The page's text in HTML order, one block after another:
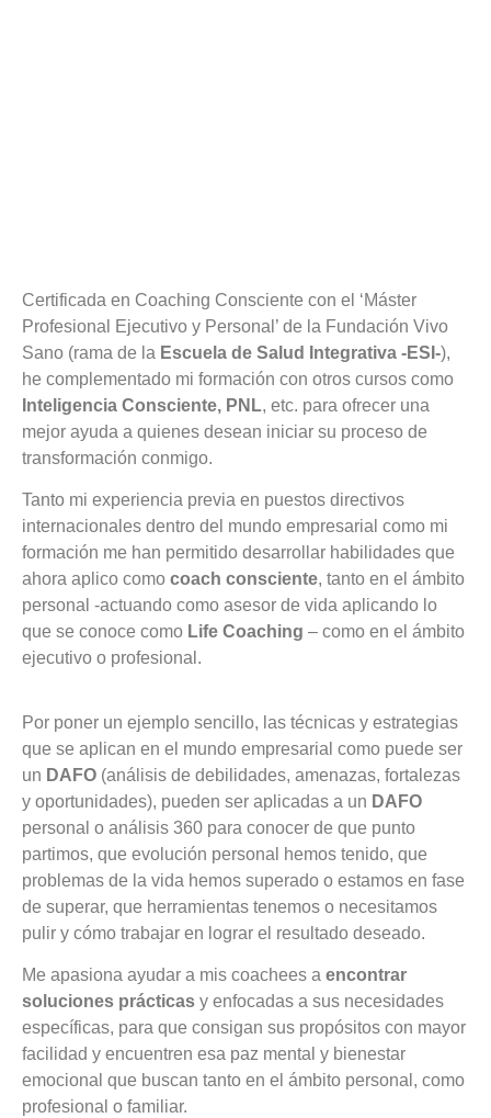
Certificada en Coaching Consciente con el ‘Máster
Profesional Ejecutivo y Personal’ de la Fundación Vivo
Sano (rama de la Escuela de Salud Integrativa -ESI-),
he complementado mi formación con otros cursos como
Inteligencia Consciente, PNL, etc. para ofrecer una
mejor ayuda a quienes desean iniciar su proceso de
transformación conmigo.
Tanto mi experiencia previa en puestos directivos
internacionales dentro del mundo empresarial como mi
formación me han permitido desarrollar habilidades que
ahora aplico como coach consciente, tanto en el ámbito
personal -actuando como asesor de vida aplicando lo
que se conoce como Life Coaching – como en el ámbito
ejecutivo o profesional.
Por poner un ejemplo sencillo, las técnicas y estrategias
que se aplican en el mundo empresarial como puede ser
un DAFO (análisis de debilidades, amenazas, fortalezas
y oportunidades), pueden ser aplicadas a un DAFO
personal o análisis 360 para conocer de que punto
partimos, que evolución personal hemos tenido, que
problemas de la vida hemos superado o estamos en fase
de superar, que herramientas tenemos o necesitamos
pulir y cómo trabajar en lograr el resultado deseado.
Me apasiona ayudar a mis coachees a encontrar
soluciones prácticas y enfocadas a sus necesidades
específicas, para que consigan sus propósitos con mayor
facilidad y encuentren esa paz mental y bienestar
emocional que buscan tanto en el ámbito personal, como
profesional o familiar.